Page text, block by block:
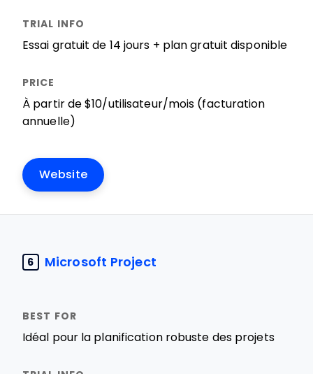
Essai gratuit de 14 jours + plan gratuit disponible
À partir de $10/utilisateur/mois (facturation
annuelle)
Website
6 Microsoft Project
Idéal pour la planification robuste des projets